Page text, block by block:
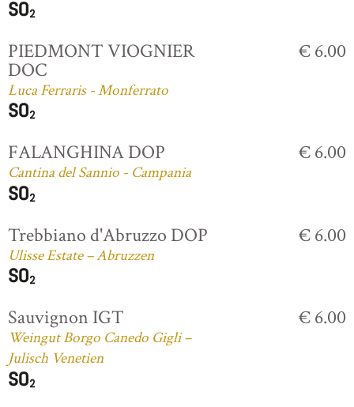
PIEDMONT VIOGNIER
DOC
Luca Ferraris - Monferrato
€ 6.00
FALANGHINA DOP
Cantina del Sannio - Campania
€ 6.00
Trebbiano d'Abruzzo DOP
Ulisse Estate – Abruzzen
€ 6.00
Sauvignon IGT
Weingut Borgo Canedo Gigli –
Julisch Venetien
€ 6.00